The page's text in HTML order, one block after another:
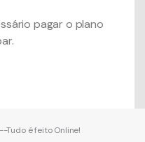
pagar o plano
é a maneira
Se você tiver
Tudo é feito Online!